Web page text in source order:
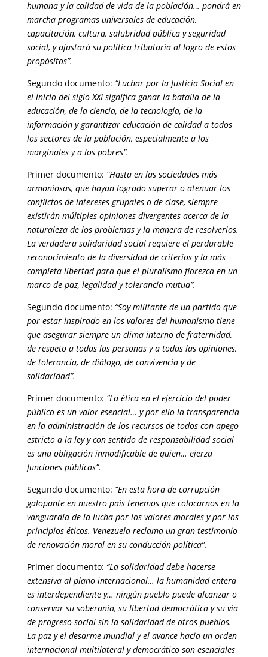
humana y la calidad de vida de la población… pondrá en
marcha programas universales de educación,
capacitación, cultura, salubridad pública y seguridad
social, y ajustará su política tributaria al logro de estos
propósitos”.
Segundo documento: “Luchar por la Justicia Social en
el inicio del siglo XXI significa ganar la batalla de la
educación, de la ciencia, de la tecnología, de la
información y garantizar educación de calidad a todos
los sectores de la población, especialmente a los
marginales y a los pobres”.
Primer documento: “Hasta en las sociedades más
armoniosas, que hayan logrado superar o atenuar los
conflictos de intereses grupales o de clase, siempre
existirán múltiples opiniones divergentes acerca de la
naturaleza de los problemas y la manera de resolverlos.
La verdadera solidaridad social requiere el perdurable
reconocimiento de la diversidad de criterios y la más
completa libertad para que el pluralismo florezca en un
marco de paz, legalidad y tolerancia mutua”.
Segundo documento: “Soy militante de un partido que
por estar inspirado en los valores del humanismo tiene
que asegurar siempre un clima interno de fraternidad,
de respeto a todas las personas y a todas las opiniones,
de tolerancia, de diálogo, de convivencia y de
solidaridad”.
Primer documento: “La ética en el ejercicio del poder
público es un valor esencial… y por ello la transparencia
en la administración de los recursos de todos con apego
estricto a la ley y con sentido de responsabilidad social
es una obligación inmodificable de quien… ejerza
funciones públicas”.
Segundo documento: “En esta hora de corrupción
galopante en nuestro país tenemos que colocarnos en la
vanguardia de la lucha por los valores morales y por los
principios éticos. Venezuela reclama un gran testimonio
de renovación moral en su conducción política”.
Primer documento: “La solidaridad debe hacerse
extensiva al plano internacional… la humanidad entera
es interdependiente y… ningún pueblo puede alcanzar o
conservar su soberanía, su libertad democrática y su vía
de progreso social sin la solidaridad de otros pueblos.
La paz y el desarme mundial y el avance hacia un orden
internacional multilateral y democrático son esenciales